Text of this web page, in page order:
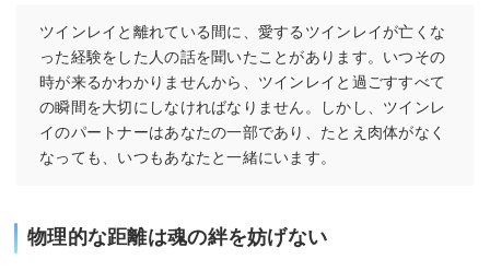
ツインレイと離れている間に、愛するツインレイが亡くな
った経験をした人の話を聞いたことがあります。いつその
時が来るかわかりませんから、ツインレイと過ごすすべて
の瞬間を大切にしなければなりません。しかし、ツインレ
イのパートナーはあなたの一部であり、たとえ肉体がなく
なっても、いつもあなたと一緒にいます。
物理的な距離は魂の絆を妨げない